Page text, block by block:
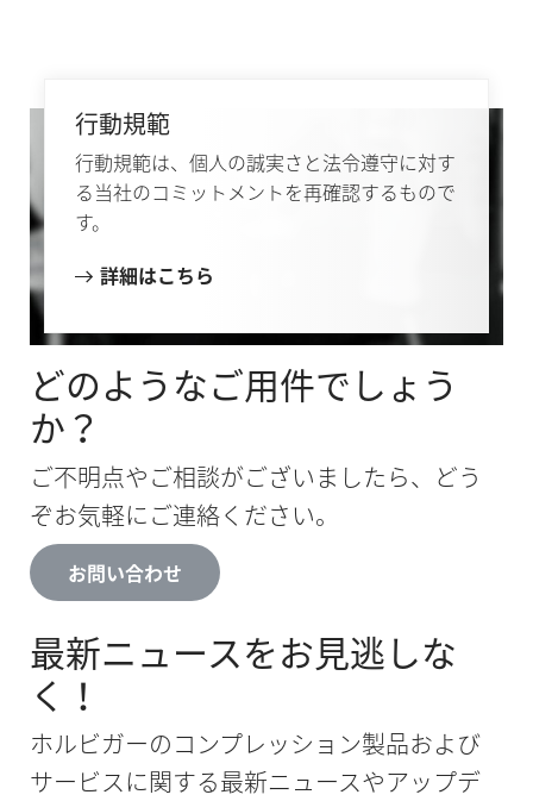
行動規範
行動規範は、個人の誠実さと法令遵守に対す
る当社のコミットメントを再確認するもので
す。
詳細はこちら
どのようなご用件でしょう
か？
ご不明点やご相談がございましたら、どう
ぞお気軽にご連絡ください。
お問い合わせ
最新ニュースをお見逃しな
く！
ホルビガーのコンプレッション製品および
サービスに関する最新ニュースやアップデ